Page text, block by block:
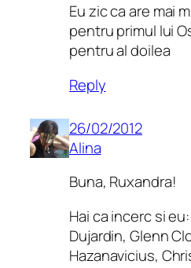
Eu zic ca are mai
pentru primul lui
pentru al doilea
Reply
26/02/2012
Alina
Buna, Ruxandra!
Hai ca incerc si
Dujardin, Glenn
Hazanavicius,